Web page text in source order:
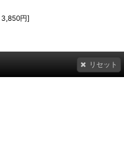
3,850円]
リセット